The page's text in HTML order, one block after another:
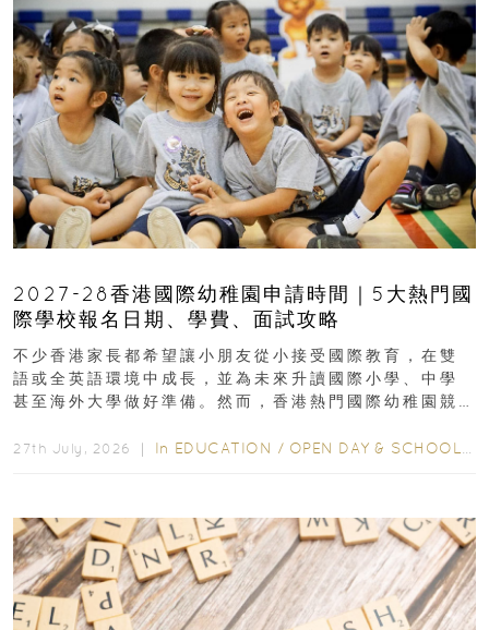
2027-28香港國際幼稚園申請時間｜5大熱門國
際學校報名日期、學費、面試攻略
不少香港家長都希望讓小朋友從小接受國際教育，在雙
語或全英語環境中成長，並為未來升讀國際小學、中學
甚至海外大學做好準備。然而，香港熱門國際幼稚園競
27th July, 2026 ｜ In EDUCATION / OPEN DAY & SCHOOL EVENTS